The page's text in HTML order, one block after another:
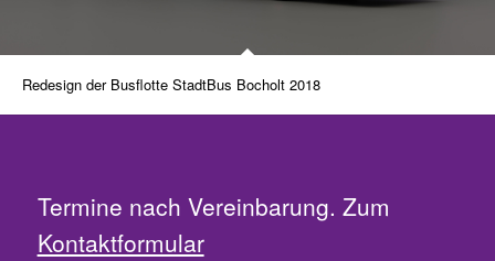
Redesign der Busflotte StadtBus Bocholt 2018
Termine nach Vereinbarung. Zum
Kontaktformular